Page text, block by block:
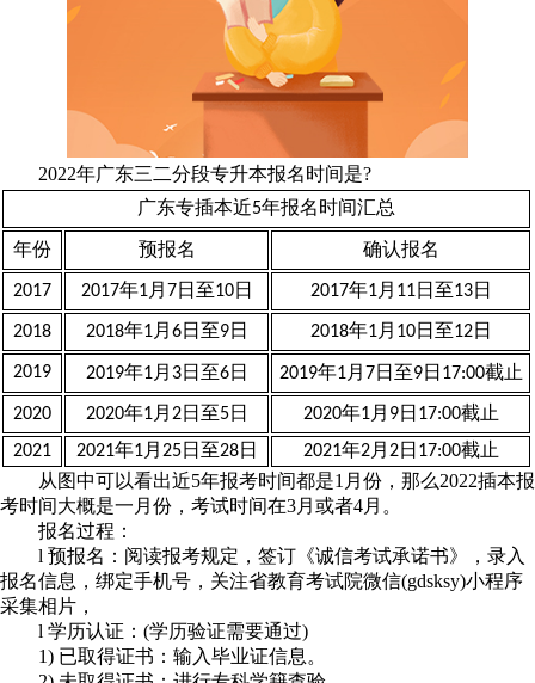
2022年广东三二分段专升本报名时间是?
广东专插本近5年报名时间汇总
年份 预报名 确认报名
2017 2017年1月7日至10日 2017年1月11日至13日
2018 2018年1月6日至9日 2018年1月10日至12日
2019 2019年1月3日至6日 2019年1月7日至9日17:00截止
2020 2020年1月2日至5日
2020年1月9日17:00截止
2021
2021年1月25日至28日 2021年2月2日17:00截止
从图中可以看出近5年报考时间都是1月份，那么2022插本报
考时间大概是一月份，考试时间在3月或者4月。
报名过程：
l 预报名：阅读报考规定，签订《诚信考试承诺书》，录入
报名信息，绑定手机号，关注省教育考试院微信(gdsksy)小程序
采集相片，
l 学历认证：(学历验证需要通过)
1) 已取得证书：输入毕业证信息。